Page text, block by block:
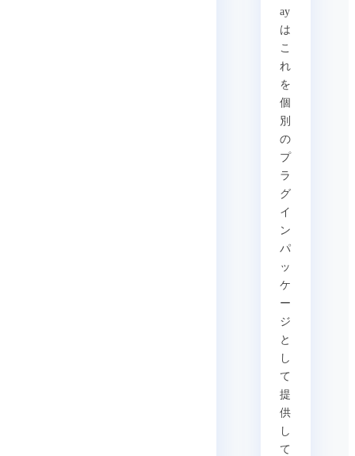
ay
は
こ
れ
を
個
別
の
プ
ラ
グ
イ
ン
パ
ッ
ケ
ー
ジ
と
し
て
提
供
し
て